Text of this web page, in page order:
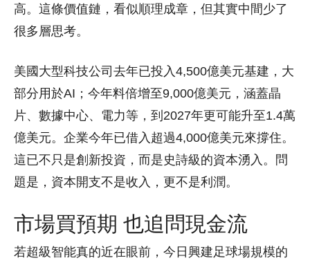
高。這條價值鏈，看似順理成章，但其實中間少了
很多層思考。
美國大型科技公司去年已投入4,500億美元基建，大
部分用於AI；今年料倍增至9,000億美元，涵蓋晶
片、數據中心、電力等，到2027年更可能升至1.4萬
億美元。企業今年已借入超過4,000億美元來撐住。
這已不只是創新投資，而是史詩級的資本湧入。問
題是，資本開支不是收入，更不是利潤。
市場買預期 也追問現金流
若超級智能真的近在眼前，今日興建足球場規模的